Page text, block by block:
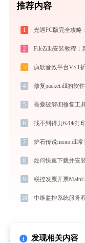
推荐内容
1
2 FileZilla安装教程：
3 疯歌音效平台VST
4 修复packet.dll的软
5 吾爱破解dll修复工
6
7 炉石传说mono.dll
8
9
10
版权所有© 2010 - 2026 北京
发现相关内容